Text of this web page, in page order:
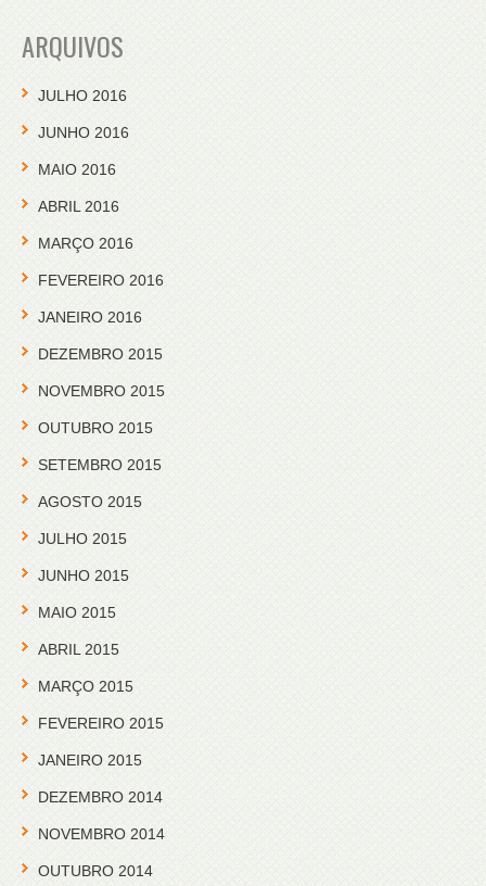
ARQUIVOS
JULHO 2016
JUNHO 2016
MAIO 2016
ABRIL 2016
MARÇO 2016
FEVEREIRO 2016
JANEIRO 2016
DEZEMBRO 2015
NOVEMBRO 2015
OUTUBRO 2015
SETEMBRO 2015
AGOSTO 2015
JULHO 2015
JUNHO 2015
MAIO 2015
ABRIL 2015
MARÇO 2015
FEVEREIRO 2015
JANEIRO 2015
DEZEMBRO 2014
NOVEMBRO 2014
OUTUBRO 2014